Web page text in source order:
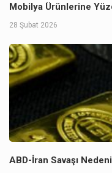
Mobilya Ürünlerine
28 Şubat 2026
ABD-İran Savaşı